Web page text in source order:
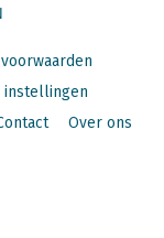
instellingen
Over ons